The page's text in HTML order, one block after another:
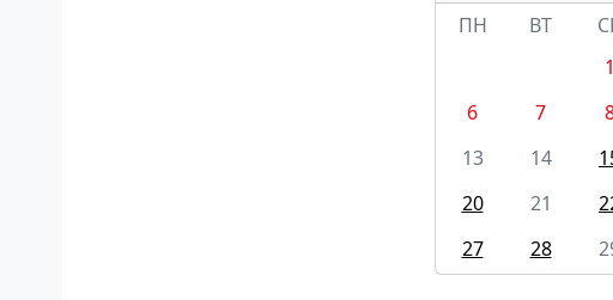
ПН
ВТ
1
6
7
13
14
20
21
27
28